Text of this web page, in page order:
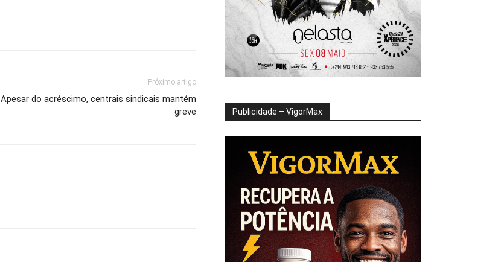
Próximo artigo
Apesar do acréscimo, centrais sindicais mantém
greve
Publicidade – VigorMax